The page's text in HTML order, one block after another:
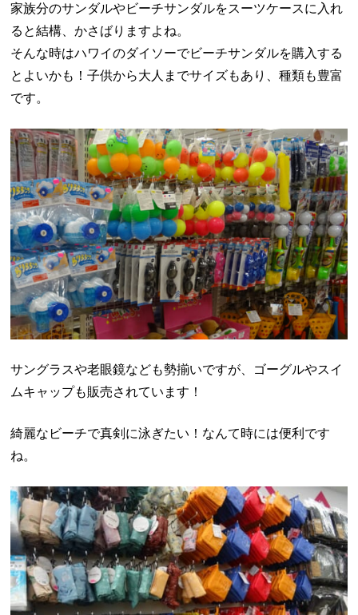
家族分のサンダルやビーチサンダルをスーツケースに入れ
ると結構、かさばりますよね。
そんな時はハワイのダイソーでビーチサンダルを購入する
とよいかも！子供から大人までサイズもあり、種類も豊富
です。
サングラスや老眼鏡なども勢揃いですが、ゴーグルやスイ
ムキャップも販売されています！
綺麗なビーチで真剣に泳ぎたい！なんて時には便利です
ね。